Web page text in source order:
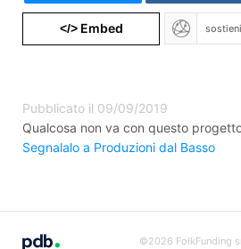
</>Embed
Pubblicato il 09/09/2019
Qualcosa non va con questo
Segnalalo a Produzioni dal Basso
©2026 FolkFunding